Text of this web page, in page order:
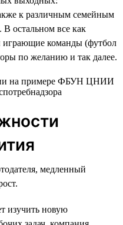
к различным семейным
В остальном все как
играющие команды (футбол
по желанию и так далее.
медленный
изучить новую